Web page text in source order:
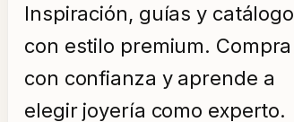
Inspiración, guías y catálogo
con estilo premium. Compra
con confianza y aprende a
elegir joyería como experto.